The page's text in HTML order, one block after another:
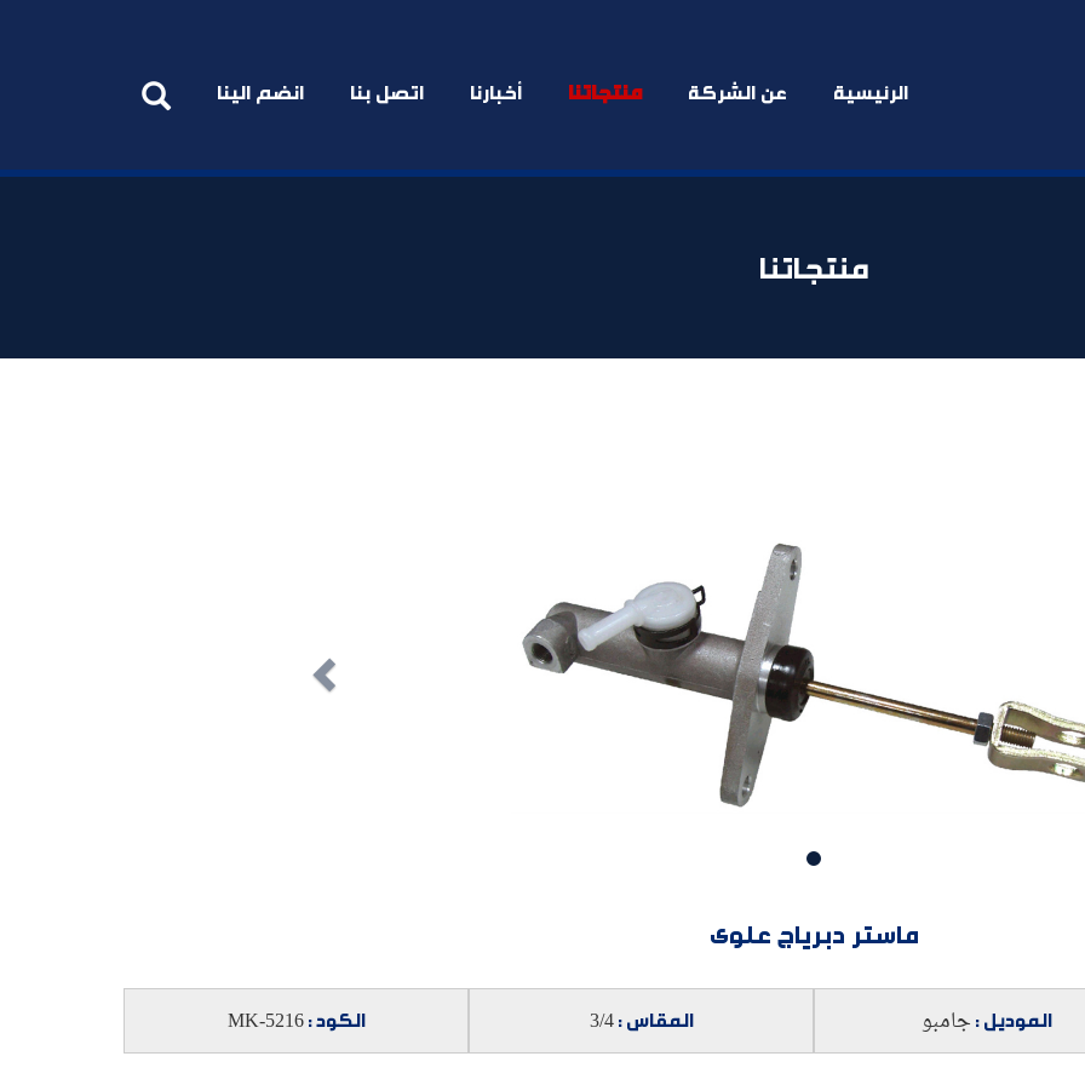
الرئيسية عن الشركة منتجاتنا أخبارنا اتصل بنا انضم الينا
منتجاتنا
ماستر دبرياج علوى
الموديل :جامبو المقاس :3/4 الكود :MK-5216